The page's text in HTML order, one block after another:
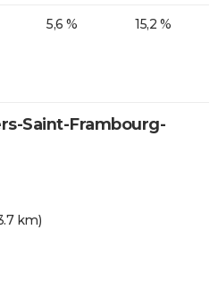
5,6 % 15,2 %
Saint-Frambourg-
km)